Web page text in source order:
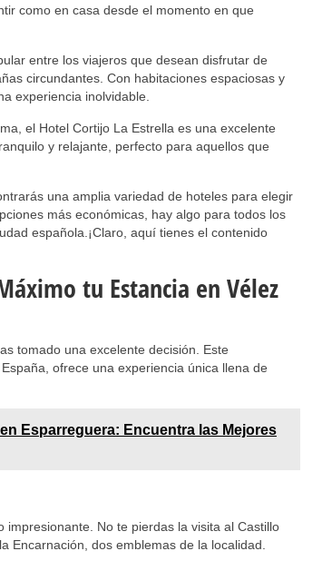
como en casa desde el momento en que
entre los viajeros que desean disfrutar de
circundantes. Con habitaciones espaciosas y
experiencia inolvidable.
el Hotel Cortijo La Estrella es una excelente
y relajante, perfecto para aquellos que
una amplia variedad de hoteles para elegir
más económicas, hay algo para todos los
española.¡Claro, aquí tienes el contenido
tu Estancia en Vélez
tomado una excelente decisión. Este
ofrece una experiencia única llena de
Esparreguera: Encuentra las Mejores
No te pierdas la visita al Castillo
Encarnación, dos emblemas de la localidad.